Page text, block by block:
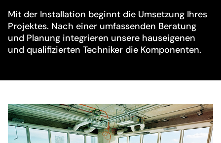
Mit der Installation beginnt die Umsetzung Ihres
Projektes. Nach einer umfassenden Beratung
und Planung integrieren unsere hauseigenen
und qualifizierten Techniker die Komponenten.